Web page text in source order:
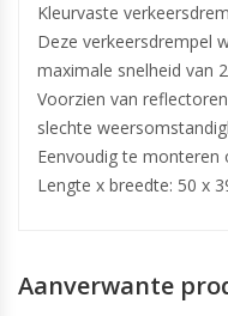
Kleurvaste
Deze verkeersdrempel
maximale snelheid van
Voorzien van
slechte
Eenvoudig te
Lengte x breedte: 50 x
Aanverwante